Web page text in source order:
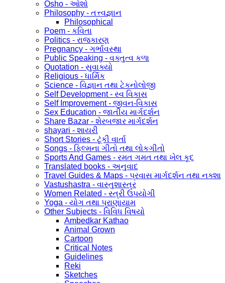
Osho - ઓશો
Philosophy - તત્ત્વજ્ઞાન
Philosophical
Poem - કવિતા
Politics - રાજકારણ
Pregnancy - ગર્ભાવસ્થા
Public Speaking - વક્તુત્વ કળા
Quotation - સુવાક્યો
Religious - ધાર્મિક
Science - વિજ્ઞાન તથા ટેકનોલોજી
Self Development - સ્વ વિકાસ
Self Improvement - જીવન-વિકાસ
Sex Education - જાતીય માર્ગદર્શન
Share Bazar - શેરબજાર માર્ગદર્શન
shayari - શાયરી
Short Stories - ટૂંકી વાર્તા
Songs - ફિલ્મના ગીતો તથા લોકગીતો
Sports And Games - રમત ગમત તથા ખેલ કૂદ
Translated books - અનુવાદ
Travel Guides & Maps - પ્રવાસ માર્ગદર્શન તથા નક્શા
Vastushastra - વાસ્તુશાસ્ત્ર
Women Related - સ્ત્રી ઉપયોગી
Yoga - યોગ તથા પ્રાણાયામ
Other Subjects - વિવિધ વિષયો
Ambedkar Kathao
Animal Grown
Cartoon
Critical Notes
Guidelines
Reki
Sketches